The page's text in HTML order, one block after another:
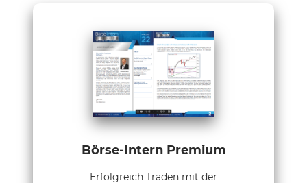
Börse-Intern Premium
Erfolgreich Traden mit der